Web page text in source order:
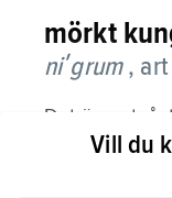
mörkt
niʹgrum ,
Det är en två-
med kantiga
Vill du